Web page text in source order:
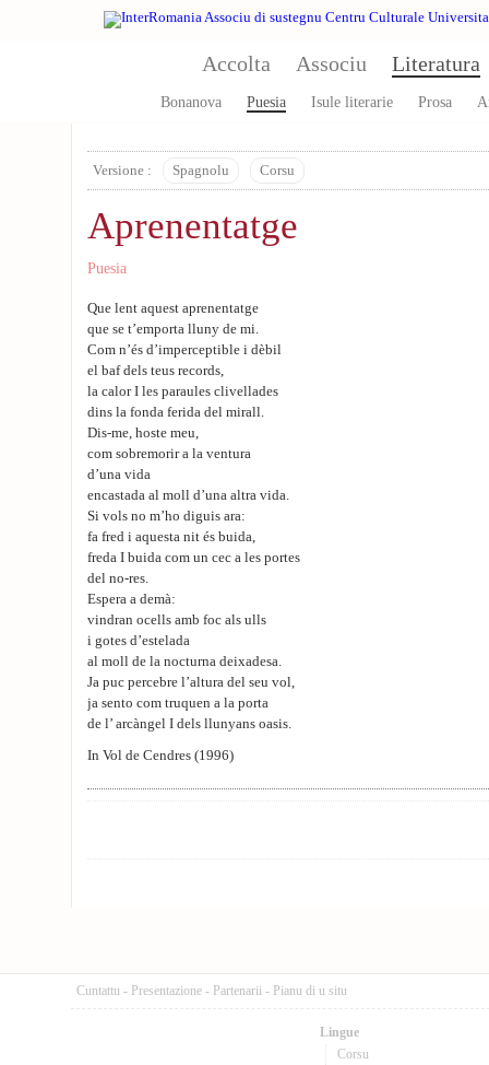
Accolta Associu Literatura
Bonanova Puesia Isule literarie Prosa
Versione : Spagnolu Corsu
Aprenentatge
Puesia
Que lent aquest aprenentatge
que se t’emporta lluny de mi.
Com n’és d’imperceptible i dèbil
el baf dels teus records,
la calor I les paraules clivellades
dins la fonda ferida del mirall.
Dis-me, hoste meu,
com sobremorir a la ventura
d’una vida
encastada al moll d’una altra vida.
Si vols no m’ho diguis ara:
fa fred i aquesta nit és buida,
freda I buida com un cec a les portes
del no-res.
Espera a demà:
vindran ocells amb foc als ulls
i gotes d’estelada
al moll de la nocturna deixadesa.
Ja puc percebre l’altura del seu vol,
ja sento com truquen a la porta
de l’ arcàngel I dels llunyans oasis.
In Vol de Cendres (1996)
Cuntattu - Presentazione - Partenarii - Pianu di u situ
Lingue
Corsu